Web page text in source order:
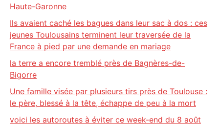
Haute-Garonne
Ils avaient caché les bagues dans leur sac à dos : ces
jeunes Toulousains terminent leur traversée de la
France à pied par une demande en mariage
la terre a encore tremblé près de Bagnères-de-
Bigorre
Une famille visée par plusieurs tirs près de Toulouse :
le père, blessé à la tête, échappe de peu à la mort
voici les autoroutes à éviter ce week-end du 8 août